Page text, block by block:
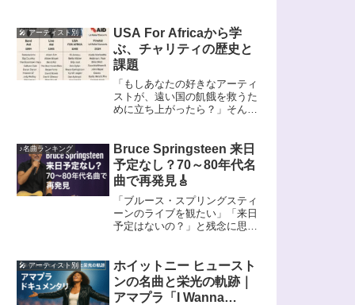
2025年4月には6年ぶり通算15回
目、最後のジャパン・ツアーと
して大阪・東京でのフェアウェ
ル公演...
🎤 アーティスト別
USA For Africaから学
ぶ、チャリティの歴史と
課題
「もしあなたの好きなアーティ
ストが、遠い国の飢餓を救うた
めに立ち上がったら？」そんな
ティムーブメントでした。USA
For AfricaやBandAid、Live
Aid――豪華す...
♪名曲ランキング
Bruce Springsteen 来日
予定なし？70～80年代名
曲で再発見🎸
「ブルース・スプリングスティ
ーンのライブを観たい」「来日
予定はないの？」と残念に思っ
在、Bruce Springsteen（ブルー
ス・スプリングスティーン）。
彼の音楽は、ただのロックを...
🎤 アーティスト別
ホイットニー ヒュースト
ンの名曲と栄光の軌跡｜
アマプラ「I Wanna